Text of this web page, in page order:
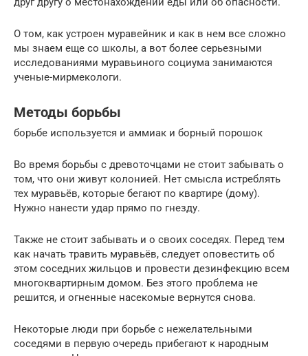
О том, как устроен муравейник и как в нем все сложно
мы знаем еще со школы, а вот более серьезными
исследованиями муравьиного социума занимаются
ученые-мирмекологи.
Методы борьбы
борьбе используется и аммиак и борный порошок
Во время борьбы с древоточцами не стоит забывать о
том, что они живут колонией. Нет смысла истреблять
тех муравьёв, которые бегают по квартире (дому).
Нужно нанести удар прямо по гнезду.
Также не стоит забывать и о своих соседях. Перед тем
как начать травить муравьёв, следует оповестить об
этом соседних жильцов и провести дезинфекцию всем
многоквартирным домом. Без этого проблема не
решится, и огненные насекомые вернутся снова.
Некоторые люди при борьбе с нежелательными
соседями в первую очередь прибегают к народным